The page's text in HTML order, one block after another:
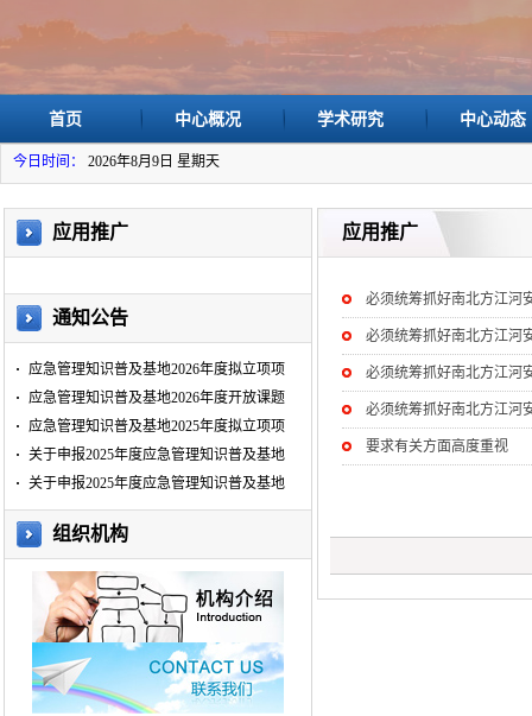
首页 中心概况 学术研究 中心动态
今日时间： 2026年8月9日 星期天
应用推广
通知公告
应急管理知识普及基地2026年度拟立项项
应急管理知识普及基地2026年度开放课题
应急管理知识普及基地2025年度拟立项项
关于申报2025年度应急管理知识普及基地
关于申报2025年度应急管理知识普及基地
组织机构
应用推广
必须统筹抓好南北方江河
必须统筹抓好南北方江河
必须统筹抓好南北方江河
必须统筹抓好南北方江河
要求有关方面高度重视